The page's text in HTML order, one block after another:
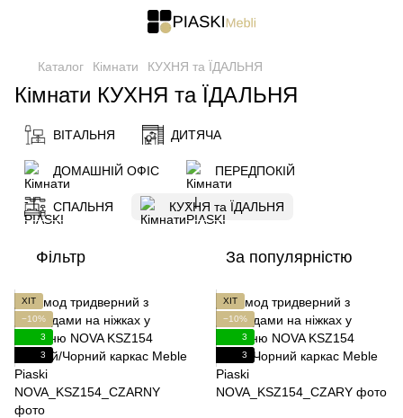
Каталог Кімнати КУХНЯ та ЇДАЛЬНЯ
Кімнати КУХНЯ та ЇДАЛЬНЯ
ВІТАЛЬНЯ ДИТЯЧА
ДОМАШНІЙ ОФІС ПЕРЕДПОКІЙ
СПАЛЬНЯ КУХНЯ та ЇДАЛЬНЯ
Фільтр За популярністю
ХІТ
−10%
3
3
ХІТ
−10%
3
3